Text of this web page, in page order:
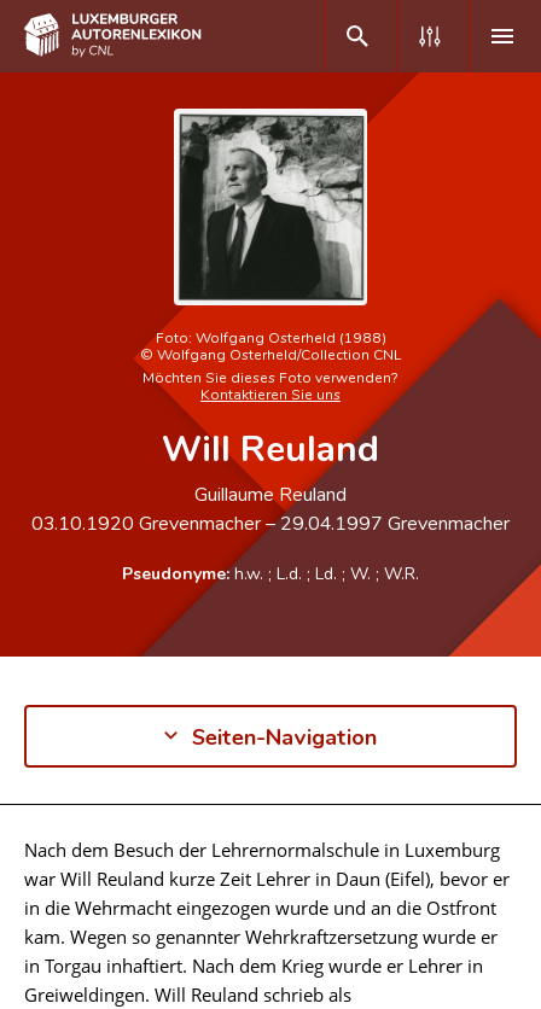
Erweiterte Suche
Häufige Fragen und Antworten
Forschungsgruppe
Kontakt
Foto: Wolfgang Osterheld (1988)
© Wolfgang Osterheld/Collection CNL
Möchten Sie dieses Foto verwenden?
Kontaktieren Sie uns
Will Reuland
Guillaume Reuland
03.10.1920 Grevenmacher–29.04.1997 Grevenmacher
Pseudonyme: h.w. ; L.d. ; Ld. ; W. ; W.R.
Seiten-Navigation
Biographie
Nach dem Besuch der Lehrernormalschule in Luxemburg
war Will Reuland kurze Zeit Lehrer in Daun (Eifel), bevor er
in die Wehrmacht eingezogen wurde und an die Ostfront
kam. Wegen so genannter Wehrkraftzersetzung wurde er
in Torgau inhaftiert. Nach dem Krieg wurde er Lehrer in
Greiweldingen. Will Reuland schrieb als